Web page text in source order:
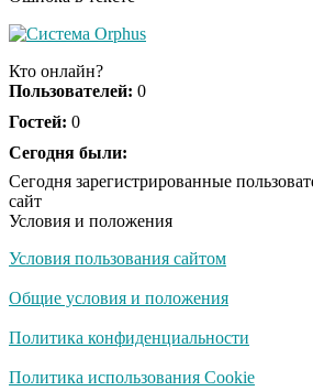
Обнаружена тайная
жена и дочь
Кто онлайн?
Пользователей: 0
Гостей: 0
Сегодня были:
Сегодня зарегистрированные
сайт
Условия и положения
Условия пользования сайтом
Общие условия и положения
Политика конфиденциальности
Политика использования Cookie